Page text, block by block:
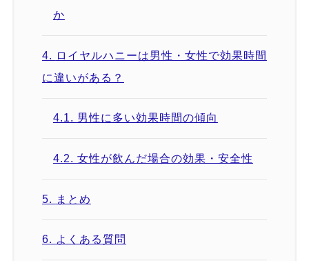
か
4. ロイヤルハニーは男性・女性で効果時間
に違いがある？
4.1. 男性に多い効果時間の傾向
4.2. 女性が飲んだ場合の効果・安全性
5. まとめ
6. よくある質問